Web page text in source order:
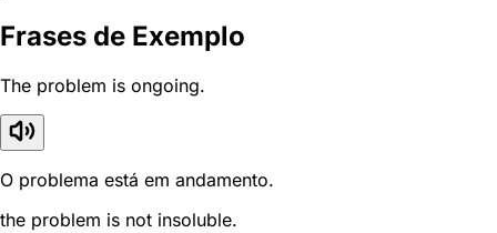
Frases de Exemplo
The problem is ongoing.
O problema está em andamento.
the problem is not insoluble.